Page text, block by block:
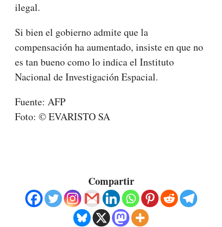
ilegal.
Si bien el gobierno admite que la
compensación ha aumentado, insiste en que no
es tan bueno como lo indica el Instituto
Nacional de Investigación Espacial.
Fuente: AFP
Foto: © EVARISTO SA
Compartir